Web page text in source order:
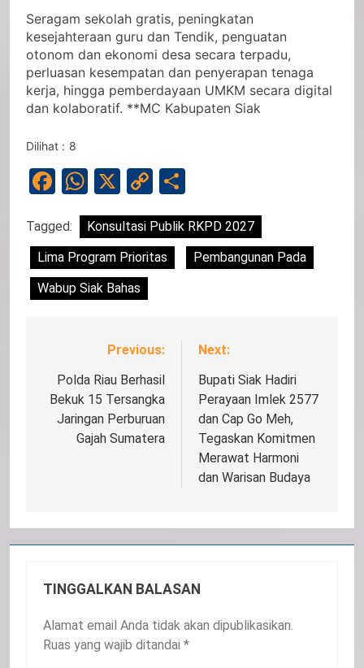
Seragam sekolah gratis, peningkatan
kesejahteraan guru dan Tendik, penguatan
otonom dan ekonomi desa secara terpadu,
perluasan kesempatan dan penyerapan tenaga
kerja, hingga pemberdayaan UMKM secara digital
dan kolaboratif. **MC Kabupaten Siak
Dilihat : 8
Facebook
WhatsApp
X
Copy
Tagged:
Konsultasi Publik RKPD 2027
Lima Program Prioritas
Pembangunan Pada
Wabup Siak Bahas
Navigasi
pos
Previous:
Polda Riau Berhasil
Bekuk 15 Tersangka
Jaringan Perburuan
Gajah Sumatera
Next:
Bupati Siak Hadiri
Perayaan Imlek 2577
dan Cap Go Meh,
Tegaskan Komitmen
Merawat Harmoni
dan Warisan Budaya
TINGGALKAN BALASAN
Alamat email Anda tidak akan dipublikasikan.
Ruas yang wajib ditandai *